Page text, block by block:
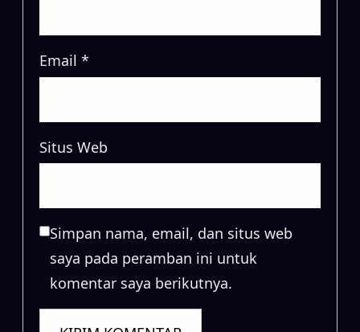
Email *
Situs Web
Simpan nama, email, dan situs web
saya pada peramban ini untuk
komentar saya berikutnya.